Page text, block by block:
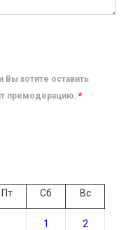
хотите оставить
премодерацию. *
Пт Сб Вс
1 2